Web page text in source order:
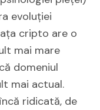
evoluției
cripto are o
mai mare
domeniul
mai actual.
ridicată, de